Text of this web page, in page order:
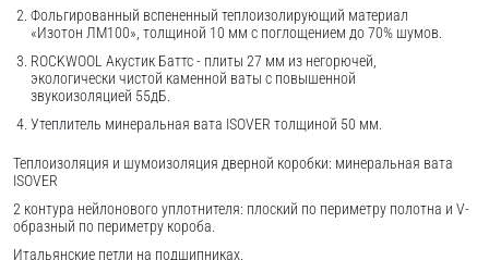
Фольгированный вспененный теплоизолирующий материал
«Изотон ЛМ100», толщиной 10 мм с поглощением до 70% шумов.
ROCKWOOL Акустик Баттс - плиты 27 мм из негорючей,
экологически чистой каменной ваты с повышенной
звукоизоляцией 55дБ.
Утеплитель минеральная вата ISOVER толщиной 50 мм.
Теплоизоляция и шумоизоляция дверной коробки: минеральная вата
ISOVER
2 контура нейлонового уплотнителя: плоский по периметру полотна и V-
образный по периметру короба.
Итальянские петли на подшипниках.